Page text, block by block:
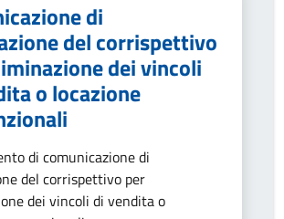
di
del corrispettivo
dei vincoli
o locazione
di comunicazione di
del corrispettivo per
dei vincoli di vendita o